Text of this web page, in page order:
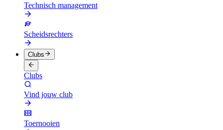
Technisch management
Scheidsrechters
Clubs
Clubs
Vind jouw club
Toernooien